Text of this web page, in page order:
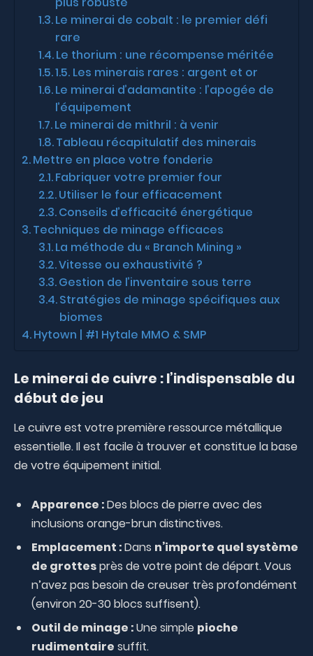
Le minerai de cobalt : le premier défi
rare
Le thorium : une récompense méritée
1.5. Les minerais rares : argent et or
Le minerai d’adamantite : l’apogée de
l’équipement
Le minerai de mithril : à venir
Tableau récapitulatif des minerais
Mettre en place votre fonderie
Fabriquer votre premier four
Utiliser le four efficacement
Conseils d’efficacité énergétique
Techniques de minage efficaces
La méthode du « Branch Mining »
Vitesse ou exhaustivité ?
Gestion de l’inventaire sous terre
Stratégies de minage spécifiques aux
biomes
Hytown | #1 Hytale MMO & SMP
Le minerai de cuivre : l’indispensable du
début de jeu
Le cuivre est votre première ressource métallique
essentielle. Il est facile à trouver et constitue la base
de votre équipement initial.
Apparence :Des blocs de pierre avec des
inclusions orange-brun distinctives.
Emplacement :Dans n’importe quel système
de grottesprès de votre point de départ. Vous
n’avez pas besoin de creuser très profondément
(environ 20-30 blocs suffisent).
Outil de minage :Une simple pioche
rudimentaire suffit.